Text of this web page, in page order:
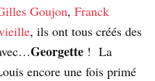
Goujon, Franck
, ils ont tous créés des
Georgette ! La
encore une fois primé